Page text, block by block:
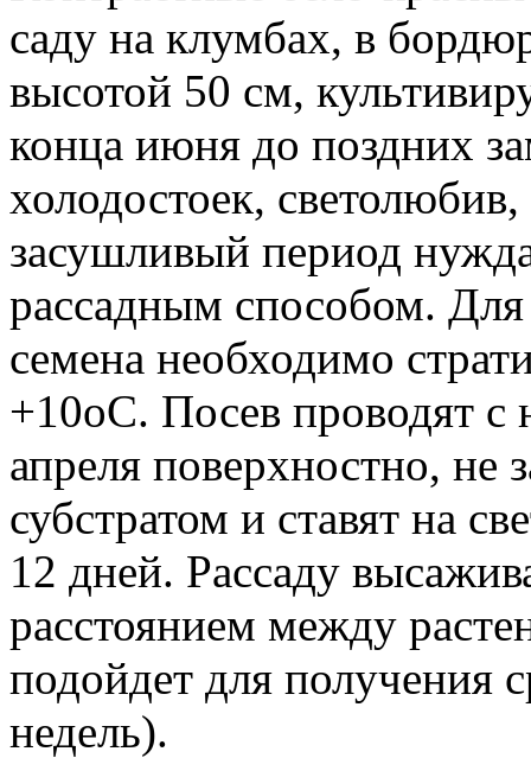
саду на клумбах, в
высотой 50 см,
конца июня до поздних
холодостоек,
засушливый период
рассадным способом.
семена необходимо
+10оС. Посев проводят с
апреля поверхностно, не
субстратом и ставят на
12 дней. Рассаду
расстоянием между
подойдет для получения
недель).